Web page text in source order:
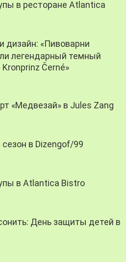
в ресторане Atlantica
дизайн: «Пивоварни
легендарный темный
Černé»
«Медвезай» в Jules Zang
в Dizengof/99
в Atlantica Bistro
День защиты детей в